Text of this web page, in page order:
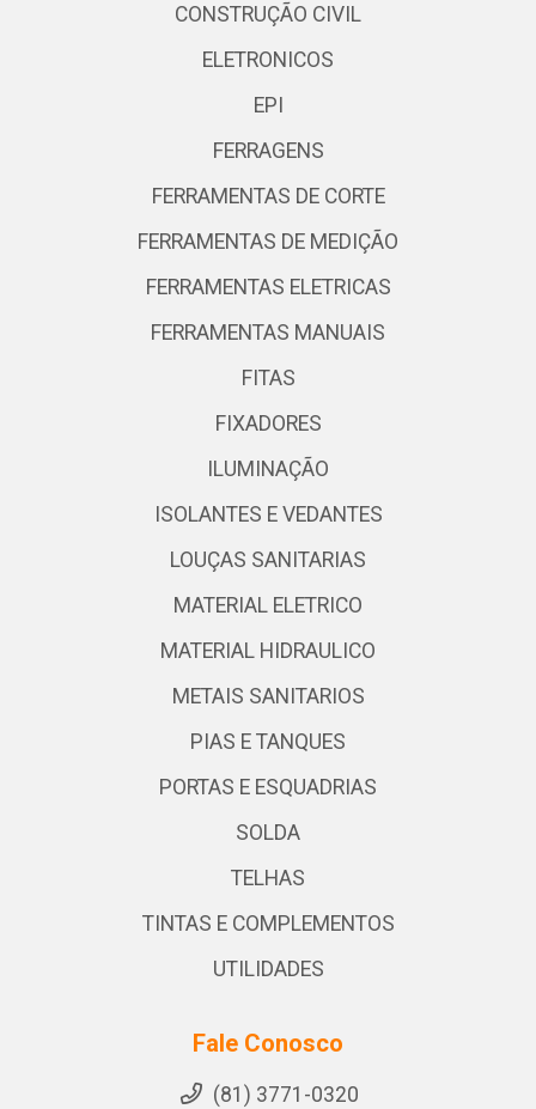
CONSTRUÇÃO CIVIL
ELETRONICOS
EPI
FERRAGENS
FERRAMENTAS DE CORTE
FERRAMENTAS DE MEDIÇÃO
FERRAMENTAS ELETRICAS
FERRAMENTAS MANUAIS
FITAS
FIXADORES
ILUMINAÇÃO
ISOLANTES E VEDANTES
LOUÇAS SANITARIAS
MATERIAL ELETRICO
MATERIAL HIDRAULICO
METAIS SANITARIOS
PIAS E TANQUES
PORTAS E ESQUADRIAS
SOLDA
TELHAS
TINTAS E COMPLEMENTOS
UTILIDADES
Fale Conosco
(81) 3771-0320